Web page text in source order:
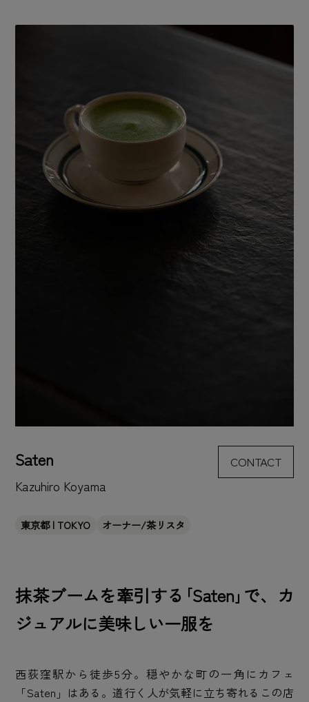
Saten
Kazuhiro Koyama
東京都 | TOKYO オーナー/茶リスタ
CONTACT
抹茶ブームを牽引する｢Saten｣で、カ
ジュアルに美味しい一服を
西荻窪駅から徒歩5分。穏やかな町の一角にカフェ
「Saten」はある。道行く人が気軽に立ち寄れるこの店